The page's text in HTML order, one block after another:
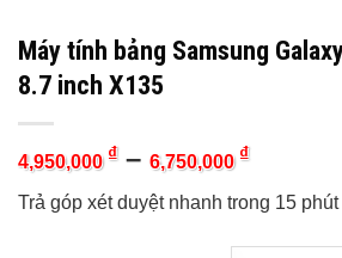
Máy tính bảng Samsung
8.7 inch X135
4,950,000 ₫– 6,750,000 ₫
Trả góp xét duyệt nhanh trong 15 phút